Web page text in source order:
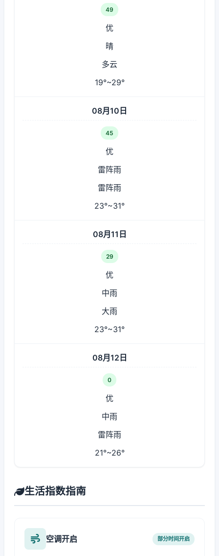
49
优
晴
多云
19°~29°
08月10日
45
优
雷阵雨
雷阵雨
23°~31°
08月11日
29
优
中雨
大雨
23°~31°
08月12日
0
优
中雨
雷阵雨
21°~26°
生活指数指南
空调开启 部分时间开启